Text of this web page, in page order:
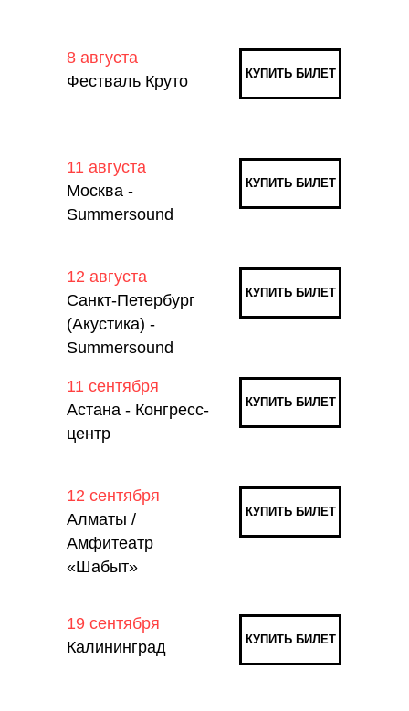
КУПИТЬ БИЛЕТ
8 августа
Фестваль Круто
КУПИТЬ БИЛЕТ
11 августа
Москва -
Summersound
КУПИТЬ БИЛЕТ
12 августа
Санкт-Петербург
(Акустика) -
Summersound
КУПИТЬ БИЛЕТ
11 сентября
Астана - Конгресс-
центр
КУПИТЬ БИЛЕТ
12 сентября
Алматы /
Амфитеатр
«Шабыт»
КУПИТЬ БИЛЕТ
19 сентября
Калининград